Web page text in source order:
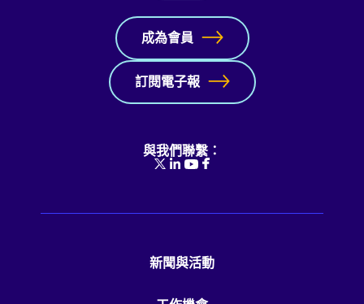
成為會員
訂閱電子報
與我們聯繫：
新聞與活動